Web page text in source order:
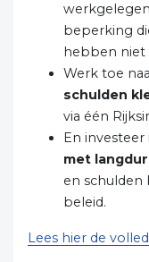
beperking
hebben niet
Werk toe
schulden
via één
En investeer
met
en schulden
beleid.
Lees hier de